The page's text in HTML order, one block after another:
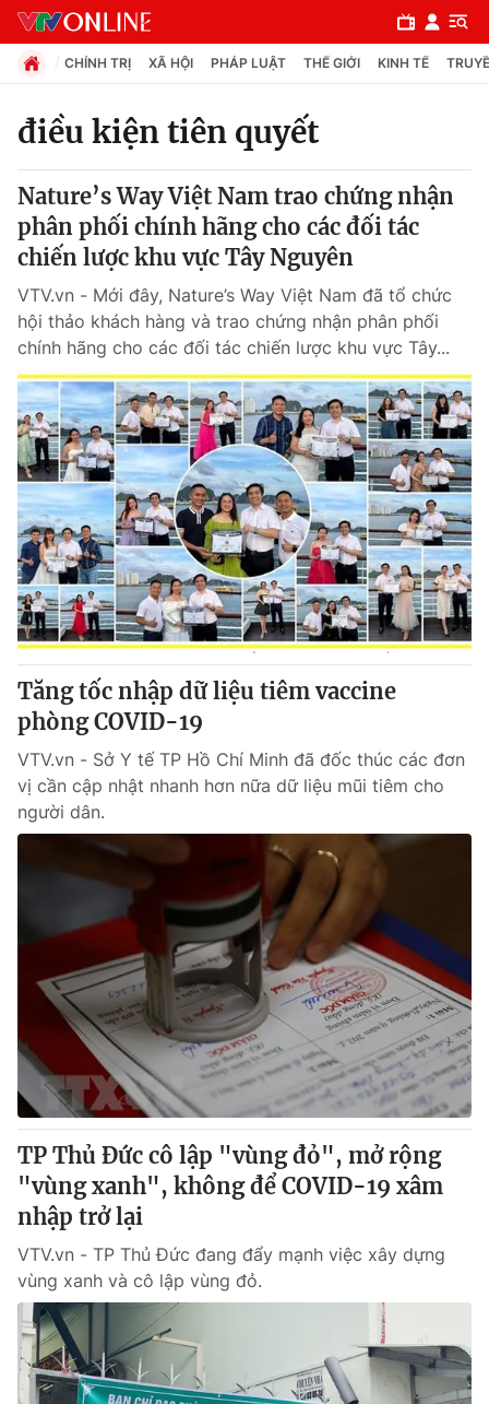
Chuyên mục
Chính trị
Pháp luật
Y tế
Thế giới
Tin tức
Thế giới đó đây
Câu chuyện quốc tế
Kinh tế
Tài chính
Thị trường
Góc doanh nghiệp
Dữ liệu và đời sống
Truyền hình
Phim VTV
Hậu trường
Nhân vật
Khán giả
Giải sao mai
Giải trí
Điện ảnh
Âm nhạc
Đời sống
Du lịch
Làm đẹp
Chất lượng cuộc sống
Giáo dục
Học trực tuyến
Công nghệ
Hitech Công nghệ tương lai
Sản phẩm
Thị trường
Tư vấn
Giao lưu trực tuyến
Lịch phát sóng
Chuyên mục khác
Emagazine Podcast
Photo
Video Shorts video
VTV Money VTV Thể thao
CHÍNH TRỊ XÃ HỘI PHÁP LUẬT THẾ GIỚI KINH TẾ
điều kiện tiên quyết
Nature’s Way Việt Nam trao chứng nhận
phân phối chính hãng cho các đối tác
chiến lược khu vực Tây Nguyên
VTV.vn - Mới đây, Nature’s Way Việt Nam đã tổ chức
hội thảo khách hàng và trao chứng nhận phân phối
chính hãng cho các đối tác chiến lược khu vực Tây...
Tăng tốc nhập dữ liệu tiêm vaccine
phòng COVID-19
VTV.vn - Sở Y tế TP Hồ Chí Minh đã đốc thúc các đơn
vị cần cập nhật nhanh hơn nữa dữ liệu mũi tiêm cho
người dân.
TP Thủ Đức cô lập "vùng đỏ", mở rộng
"vùng xanh", không để COVID-19 xâm
nhập trở lại
VTV.vn - TP Thủ Đức đang đẩy mạnh việc xây dựng
vùng xanh và cô lập vùng đỏ.